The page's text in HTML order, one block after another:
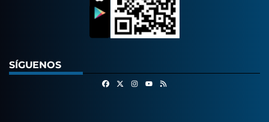
SÍGUENOS
FacebookInstagram